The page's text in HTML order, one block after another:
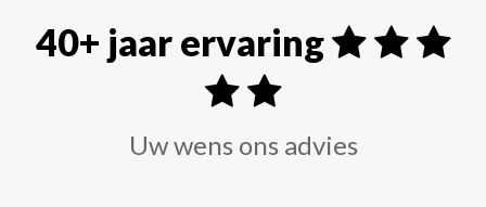
40+ jaar ervaring
Uw wens ons advies